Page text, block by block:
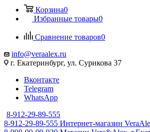
Корзина0
Избранные товары0
Сравнение товаров0
info@veraalex.ru
г. Екатеринбург, ул. Сурикова 37
Вконтакте
Telegram
WhatsApp
8-912-29-89-555
8-912-29-89-555 Интернет-магазин